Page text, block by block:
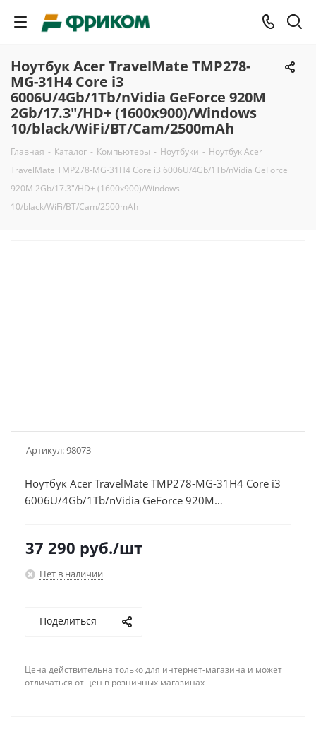
Ноутбук Acer TravelMate TMP278-
MG-31H4 Core i3
6006U/4Gb/1Tb/nVidia GeForce 920M
2Gb/17.3"/HD+ (1600x900)/Windows
10/black/WiFi/BT/Cam/2500mAh
Главная - Каталог - Компьютеры - Ноутбуки - Ноутбук Acer
TravelMate TMP278-MG-31H4 Core i3 6006U/4Gb/1Tb/nVidia GeForce
920M 2Gb/17.3"/HD+ (1600x900)/Windows
10/black/WiFi/BT/Cam/2500mAh
Артикул:98073
Ноутбук Acer TravelMate TMP278-MG-31H4 Core i3
6006U/4Gb/1Tb/nVidia GeForce 920M
37 290 руб./шт
Нет в наличии
Поделиться
Цена действительна только для интернет-магазина и может
отличаться от цен в розничных магазинах